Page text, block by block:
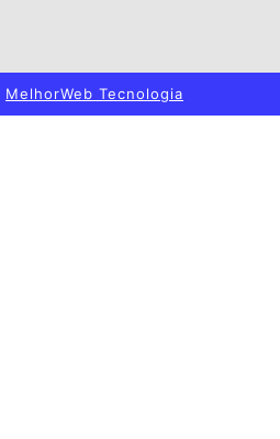
MelhorWeb Tecnologia